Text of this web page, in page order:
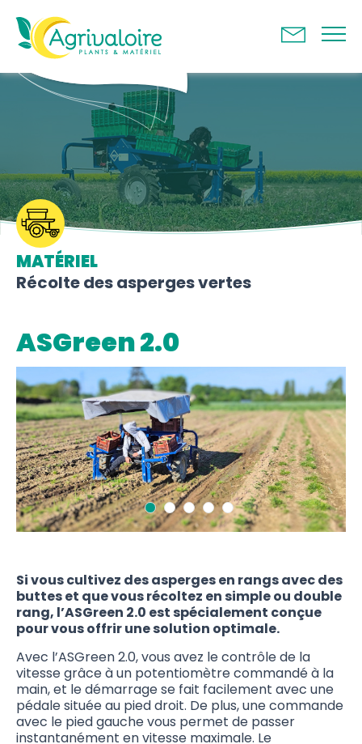
MATÉRIEL
Récolte des asperges vertes
ASGreen 2.0
Si vous cultivez des asperges en rangs avec des
buttes et que vous récoltez en simple ou double
rang, l’ASGreen 2.0 est spécialement conçue
pour vous offrir une solution optimale.
Avec l’ASGreen 2.0, vous avez le contrôle de la
vitesse grâce à un potentiomètre commandé à la
main, et le démarrage se fait facilement avec une
pédale située au pied droit. De plus, une commande
avec le pied gauche vous permet de passer
instantanément en vitesse maximale. Le